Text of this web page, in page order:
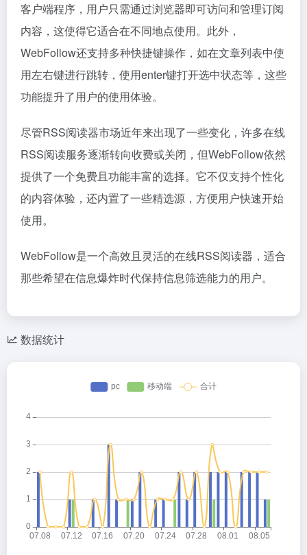
客户端程序，用户只需通过浏览器即可访问和管理订阅
内容，这使得它适合在不同地点使用。此外，
WebFollow还支持多种快捷键操作，如在文章列表中使
用左右键进行跳转，使用enter键打开选中状态等，这些
功能提升了用户的使用体验。
尽管RSS阅读器市场近年来出现了一些变化，许多在线
RSS阅读服务逐渐转向收费或关闭，但WebFollow依然
提供了一个免费且功能丰富的选择。它不仅支持个性化
的内容体验，还内置了一些精选源，方便用户快速开始
使用。
WebFollow是一个高效且灵活的在线RSS阅读器，适合
那些希望在信息爆炸时代保持信息筛选能力的用户。
数据统计